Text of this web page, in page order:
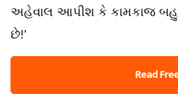
અહેવાલ આપીશ કે કામકાજ બહુ
છે!’
Read